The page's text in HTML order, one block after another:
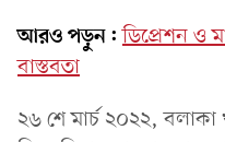
আরও পড়ুন: ডিপ্রেশন ও
বাস্তবতা
২৬ শে মার্চ ২০২২,